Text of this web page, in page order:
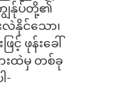
ျွန်ုပ်တို့၏
နိုင်သော၊
ဖုန်းခေါ်
းထဲမှ တစ်ခု
-